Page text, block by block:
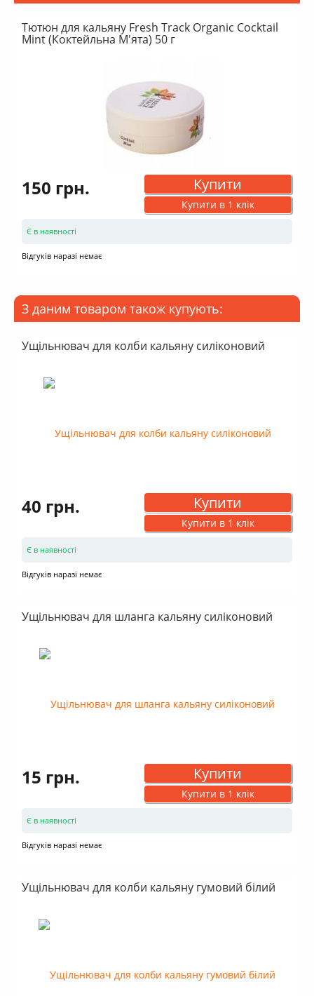
Тютюн для кальяну Fresh Track Organic Cocktail
Mint (Коктейльна М'ята) 50 г
150 грн. Купити
Купити в 1 клік
Є в наявності
Відгуків наразі немає
З даним товаром також купують:
Ущільнювач для колби кальяну силіконовий
40 грн. Купити
Купити в 1 клік
Є в наявності
Відгуків наразі немає
Ущільнювач для шланга кальяну силіконовий
15 грн. Купити
Купити в 1 клік
Є в наявності
Відгуків наразі немає
Ущільнювач для колби кальяну гумовий білий